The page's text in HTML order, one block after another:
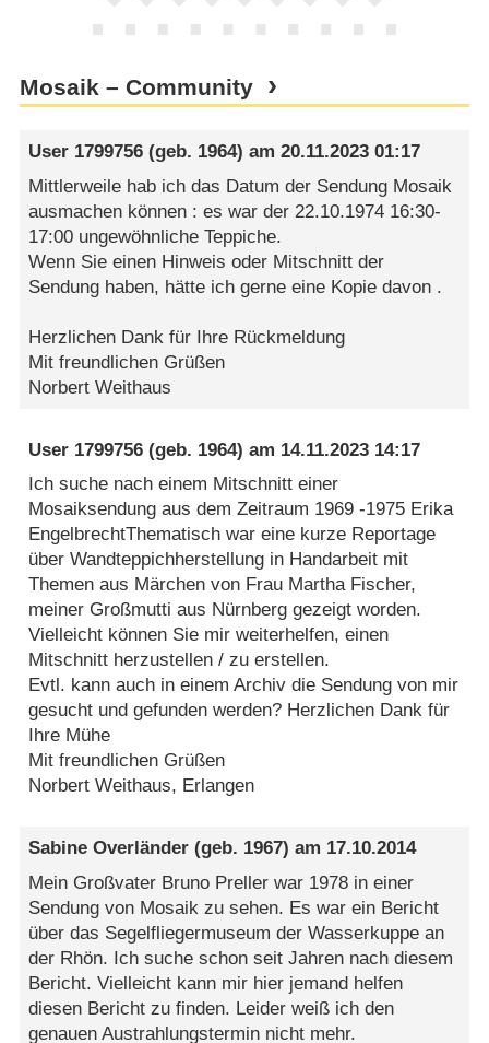
Mosaik – Community
User 1799756 (geb. 1964) am20.11.2023 01:17
Mittlerweile hab ich das Datum der Sendung Mosaik
ausmachen können : es war der 22.10.1974 16:30-
17:00 ungewöhnliche Teppiche.
Wenn Sie einen Hinweis oder Mitschnitt der
Sendung haben, hätte ich gerne eine Kopie davon .
Herzlichen Dank für Ihre Rückmeldung
Mit freundlichen Grüßen
Norbert Weithaus
User 1799756 (geb. 1964) am 14.11.2023 14:17
Ich suche nach einem Mitschnitt einer
Mosaiksendung aus dem Zeitraum 1969 -1975 Erika
EngelbrechtThematisch war eine kurze Reportage
über Wandteppichherstellung in Handarbeit mit
Themen aus Märchen von Frau Martha Fischer,
meiner Großmutti aus Nürnberg gezeigt worden.
Vielleicht können Sie mir weiterhelfen, einen
Mitschnitt herzustellen / zu erstellen.
Evtl. kann auch in einem Archiv die Sendung von mir
gesucht und gefunden werden? Herzlichen Dank für
Ihre Mühe
Mit freundlichen Grüßen
Norbert Weithaus, Erlangen
Sabine Overländer (geb. 1967) am 17.10.2014
Mein Großvater Bruno Preller war 1978 in einer
Sendung von Mosaik zu sehen. Es war ein Bericht
über das Segelfliegermuseum der Wasserkuppe an
der Rhön. Ich suche schon seit Jahren nach diesem
Bericht. Vielleicht kann mir hier jemand helfen
diesen Bericht zu finden. Leider weiß ich den
genauen Austrahlungstermin nicht mehr.